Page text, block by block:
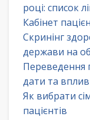
році: список
Кабінет
Скринінг
держави на
Переведення
дати та
Як вибрати
пацієнтів